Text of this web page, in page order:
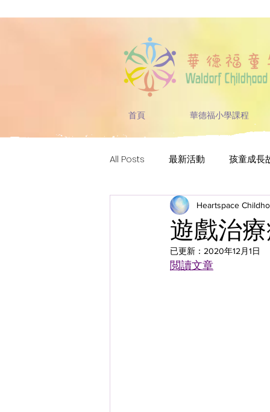
首頁 華德福小學課程
All Posts 最新活動 孩童成長
遊戲治
Heartspace
已更新： 2020年12月1日
閲讀文章